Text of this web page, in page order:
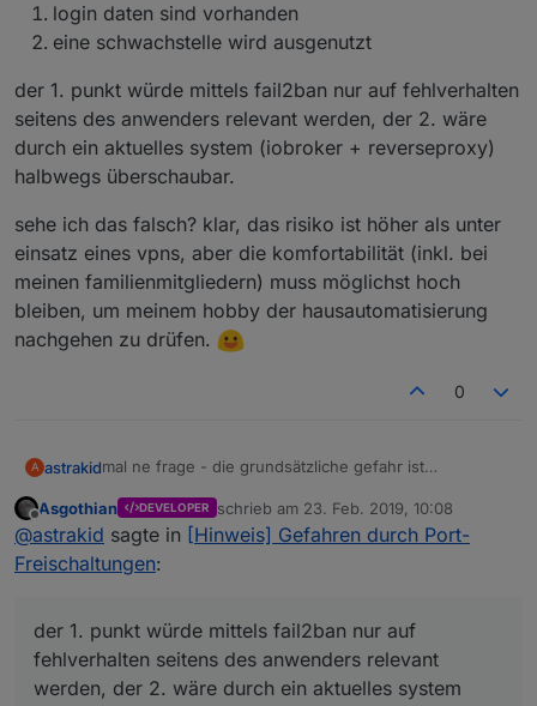
login daten sind vorhanden
eine schwachstelle wird ausgenutzt
der 1. punkt würde mittels fail2ban nur auf fehlverhalten
seitens des anwenders relevant werden, der 2. wäre
durch ein aktuelles system (iobroker + reverseproxy)
halbwegs überschaubar.
sehe ich das falsch? klar, das risiko ist höher als unter
einsatz eines vpns, aber die komfortabilität (inkl. bei
meinen familienmitgliedern) muss möglichst hoch
bleiben, um meinem hobby der hausautomatisierung
nachgehen zu drüfen.
0
A astrakidmal ne frage - die grundsätzliche gefahr ist
sache ein klein wenig komplexer, um "mal eben" von
unterwegs auch ggf. von fremden computern was zu
steuern. wäre es daher auch nciht an sich
ausreichend (klar, ist eh subjektiv, was ausreichender
fail2ban brute-force-attacken automatisch eindämmt?
im prinzip gibt es doch nur 2 angriffspunkte:
login daten sind vorhanden
eine schwachstelle wird ausgenutzt
der 1. punkt würde mittels fail2ban nur auf
fehlverhalten seitens des anwenders relevant werden,
der 2. wäre durch ein aktuelles system (iobroker +
sehe ich das falsch? klar, das risiko ist höher als unter
meinen familienmitgliedern) muss möglichst hoch
bleiben, um meinem hobby der hausautomatisierung
nachgehen zu drüfen.
Offline
Asgothian DEVELOPER schrieb am 23. Feb. 2019, 10:08
zuletzt editiert von
@astrakid sagte in [Hinweis] Gefahren durch Port-
Freischaltungen:
der 1. punkt würde mittels fail2ban nur auf
fehlverhalten seitens des anwenders relevant
werden, der 2. wäre durch ein aktuelles system